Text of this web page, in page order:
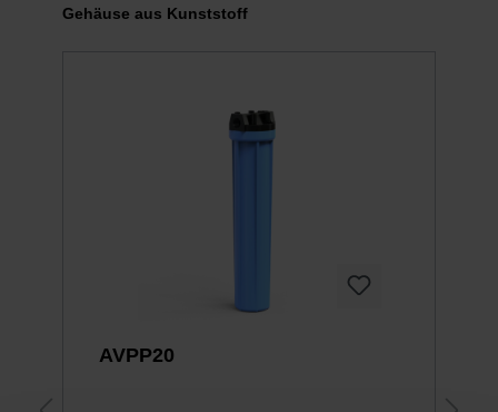
Produktgalerie überspringen
Gehäuse aus Kunststoff
AVPP20